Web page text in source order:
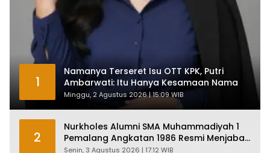
1
Namanya Terseret Isu OTT KPK, Putri
Ambarwati: Itu Hanya Kesamaan Nama
Minggu, 2 Agustus 2026 | 15:09 WIB
2
Nurkholes Alumni SMA Muhammadiyah 1
Pemalang Angkatan 1986 Resmi Menjabat
Plt Bupati, Inilah Pesan Ketua Asmam 86
Senin, 3 Agustus 2026 | 17:12 WIB